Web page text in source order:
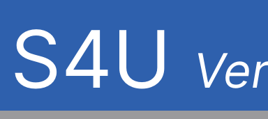
S4U